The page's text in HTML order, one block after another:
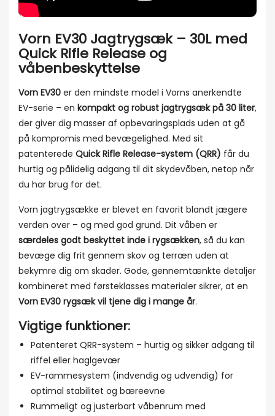
Vorn EV30 Jagtrygsæk – 30L med
Quick Rifle Release og
våbenbeskyttelse
Vorn EV30 er den mindste model i Vorns anerkendte
EV-serie – en kompakt og robust jagtrygsæk på 30 liter,
der giver dig masser af opbevaringsplads uden at gå
på kompromis med bevægelighed. Med sit
patenterede Quick Rifle Release-system (QRR) får du
hurtig og pålidelig adgang til dit skydevåben, netop når
du har brug for det.
Vorn jagtrygsække er blevet en favorit blandt jægere
verden over – og med god grund. Dit våben er
særdeles godt beskyttet inde i rygsækken, så du kan
bevæge dig frit gennem skov og terræn uden at
bekymre dig om skader. Gode, gennemtænkte detaljer
kombineret med førsteklasses materialer sikrer, at en
Vorn EV30 rygsæk vil tjene dig i mange år.
Vigtige funktioner:
Patenteret QRR-system – hurtig og sikker adgang til
riffel eller haglgevær
EV-rammesystem (indvendig og udvendig) for
optimal stabilitet og bæreevne
Rummeligt og justerbart våbenrum med